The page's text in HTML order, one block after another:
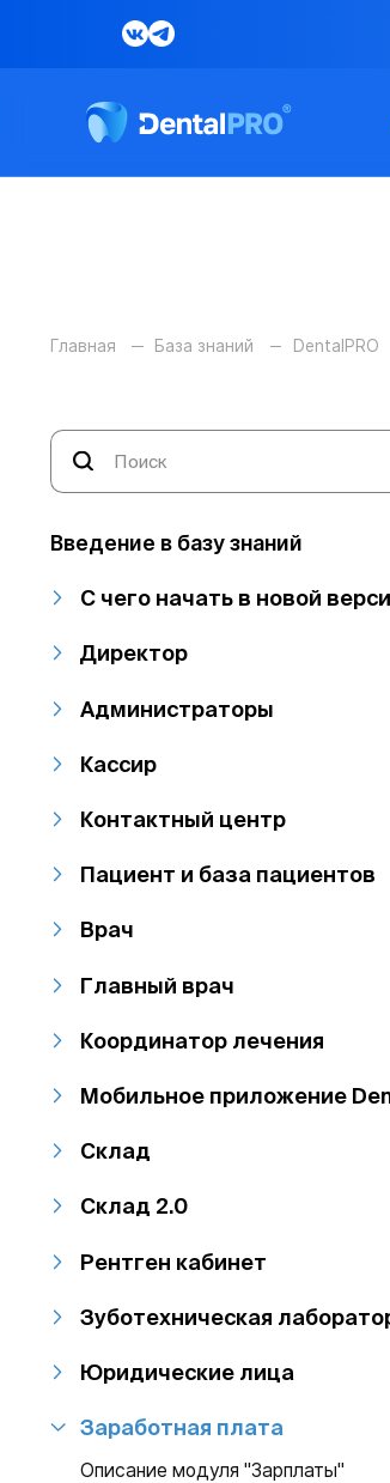
Главная База знаний DentalPRO
Введение в базу знаний
С чего начать в новой
Директор
Администраторы
Кассир
Контактный центр
Пациент и база пациентов
Врач
Главный врач
Координатор лечения
Мобильное приложение
Склад
Склад 2.0
Рентген кабинет
Зуботехническая
Юридические лица
Заработная плата
Описание модуля "Зарплаты"